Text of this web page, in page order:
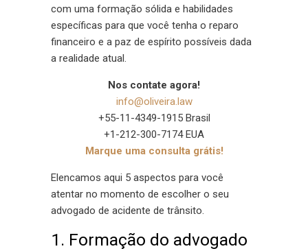
com uma formação sólida e habilidades
específicas para que você tenha o reparo
financeiro e a paz de espírito possíveis dada
a realidade atual.
Nos contate agora!
info@oliveira.law
+55-11-4349-1915 Brasil
+1-212-300-7174 EUA
Marque uma consulta grátis!
Elencamos aqui 5 aspectos para você
atentar no momento de escolher o seu
advogado de acidente de trânsito.
1. Formação do advogado